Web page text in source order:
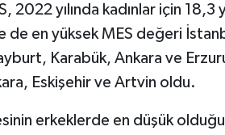
2022 yılında kadınlar için 18,3
de en yüksek MES değeri
Karabük, Ankara ve
Eskişehir ve Artvin oldu.
erkeklerde en düşük olduğu il